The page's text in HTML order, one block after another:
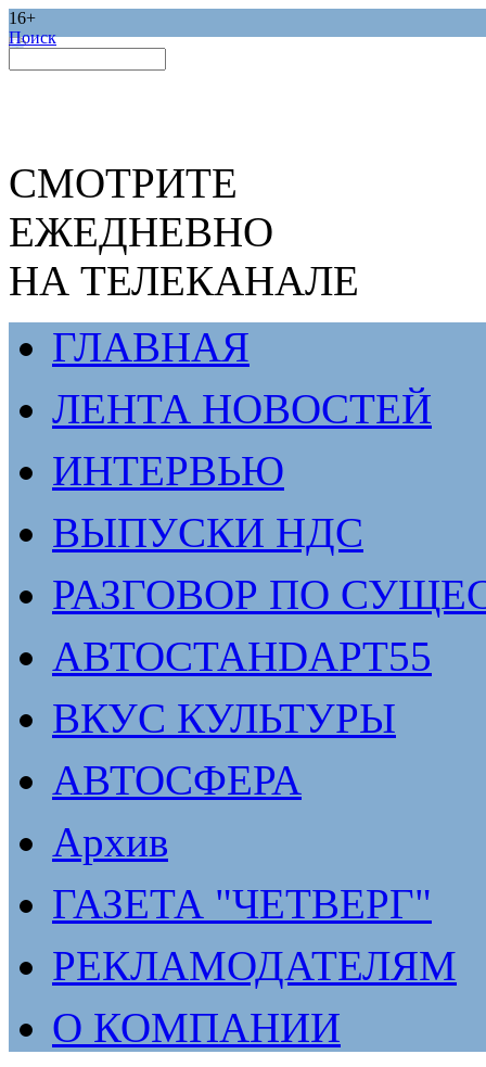
16+
Поиск
СМОТРИТЕ
ЕЖЕДНЕВНО
НА ТЕЛЕКАНАЛЕ
ГЛАВНАЯ
ЛЕНТА НОВОСТЕЙ
ИНТЕРВЬЮ
ВЫПУСКИ НДС
РАЗГОВОР ПО
АВТОСТАНDАРТ55
ВКУС КУЛЬТУРЫ
АВТОСФЕРА
Архив
ГАЗЕТА "ЧЕТВЕРГ"
РЕКЛАМОДАТЕЛЯМ
О КОМПАНИИ